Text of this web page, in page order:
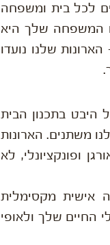
לכל בית ומשפחה
המשפחה שלך היא
שלנו נועדו
היבט בתכנון הבית
משתנים. הארונות
ופונקציונלי, לא
אישית מקסימלית
החיים שלך ולאופי